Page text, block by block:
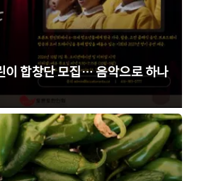
이 합창단 모집… 음악으로 하나